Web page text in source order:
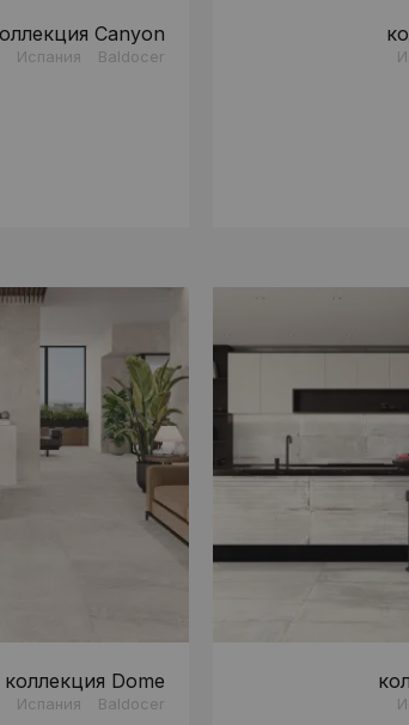
Canyon
Испания Baldocer
коллекция Dome
Испания Baldocer